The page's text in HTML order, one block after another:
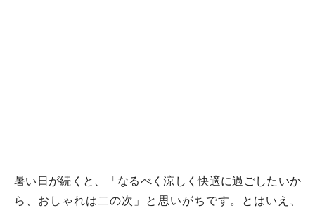
暑い日が続くと、「なるべく涼しく快適に過ごしたいか
ら、おしゃれは二の次」と思いがちです。とはいえ、